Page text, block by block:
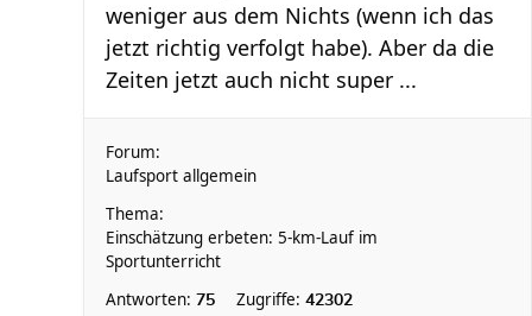
weniger aus dem Nichts (wenn ich das
jetzt richtig verfolgt habe). Aber da die
Zeiten jetzt auch nicht super ...
Forum:
Laufsport allgemein
Thema:
Einschätzung erbeten: 5-km-Lauf im
Sportunterricht
Antworten: 75 Zugriffe: 42302